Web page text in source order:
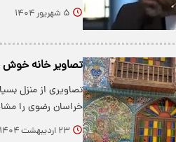
۵ شهریور ۱۴۰۴
تصاویر خانه
​تصاویری از منزل
خراسان رضوی را
۲۳ اردیبهشت ۱۴۰۴